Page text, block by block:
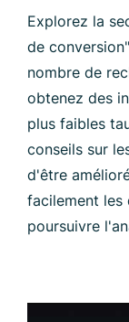
Explorez la
de
nombre de
obtenez des
plus faibles
conseils sur
d'être
facilement les
poursuivre